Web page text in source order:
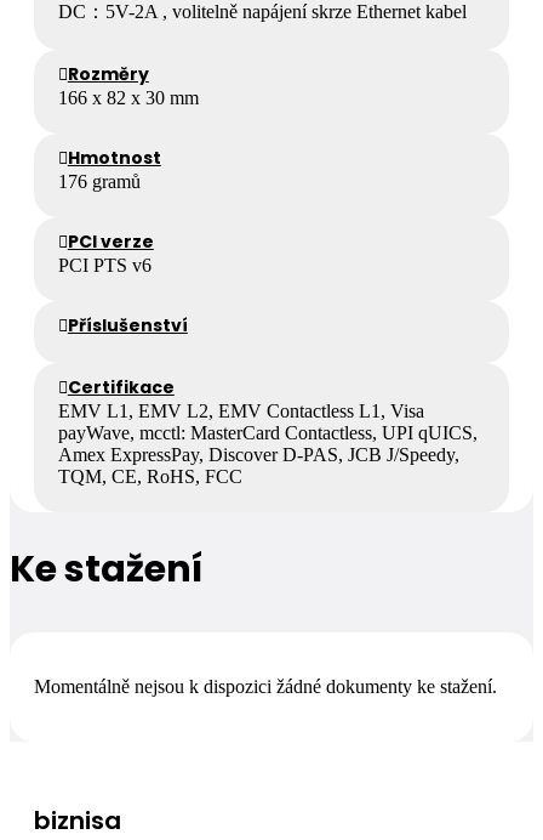
DC：5V-2A , volitelně napájení skrze Ethernet kabel
Rozměry
166 x 82 x 30 mm
Hmotnost
176 gramů
PCI verze
PCI PTS v6
Příslušenství
Certifikace
EMV L1, EMV L2, EMV Contactless L1, Visa
payWave, mcctl: MasterCard Contactless, UPI qUICS,
Amex ExpressPay, Discover D-PAS, JCB J/Speedy,
TQM, CE, RoHS, FCC
Ke stažení
Momentálně nejsou k dispozici žádné dokumenty ke stažení.
biznisa